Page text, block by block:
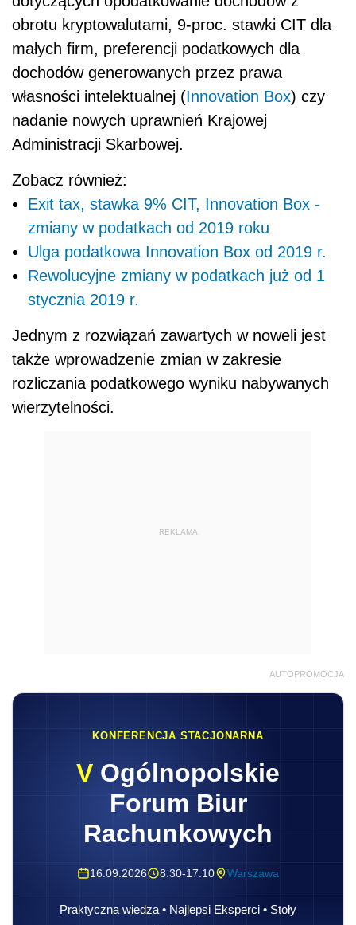
obrotu kryptowalutami, 9-proc. stawki CIT dla
małych firm, preferencji podatkowych dla
dochodów generowanych przez prawa
własności intelektualnej (Innovation Box) czy
nadanie nowych uprawnień Krajowej
Administracji Skarbowej.
Zobacz również:
Exit tax, stawka 9% CIT, Innovation Box -
zmiany w podatkach od 2019 roku
Ulga podatkowa Innovation Box od 2019 r.
Rewolucyjne zmiany w podatkach już od 1
stycznia 2019 r.
Jednym z rozwiązań zawartych w noweli jest
także wprowadzenie zmian w zakresie
rozliczania podatkowego wyniku nabywanych
wierzytelności.
REKLAMA
AUTOPROMOCJA
KONFERENCJA STACJONARNA
V Ogólnopolskie
Forum Biur
Rachunkowych
16.09.2026 8:30-17:10 Warszawa
Praktyczna wiedza • Najlepsi Eksperci • Stoły